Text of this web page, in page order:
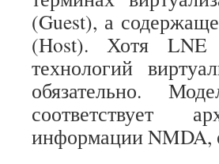
(Guest), а
(Host). Хотя LNE
технологий
обязательно.
соответствует
информации NMDA,